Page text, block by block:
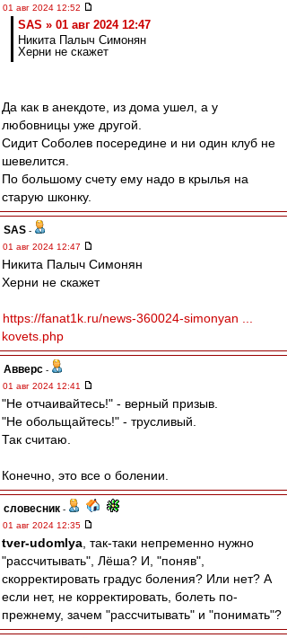
01 авг 2024 12:52
SAS » 01 авг 2024 12:47
Никита Палыч Симонян
Херни не скажет
Да как в анекдоте, из дома ушел, а у
любовницы уже другой.
Сидит Соболев посередине и ни один клуб не
шевелится.
По большому счету ему надо в крылья на
старую шконку.
SAS -
01 авг 2024 12:47
Никита Палыч Симонян
Херни не скажет
https://fanat1k.ru/news-360024-simonyan ...
kovets.php
Авверс -
01 авг 2024 12:41
"Не отчаивайтесь!" - верный призыв.
"Не обольщайтесь!" - трусливый.
Так считаю.
Конечно, это все о болении.
словесник -
01 авг 2024 12:35
tver-udomlya , так-таки непременно нужно
"рассчитывать", Лёша? И, "поняв",
скорректировать градус боления? Или нет? А
если нет, не корректировать, болеть по-
прежнему, зачем "рассчитывать" и "понимать"?